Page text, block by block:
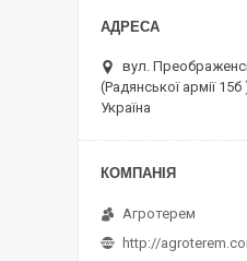
вул.
(Радянської армії
Україна
Агротерем
http://